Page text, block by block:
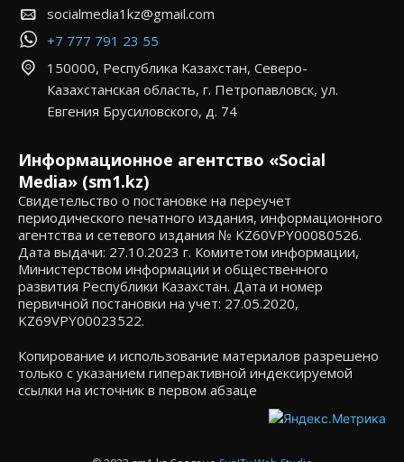
socialmedia1kz@gmail.com
+7 777 791 23 55
150000, Республика Казахстан, Северо-
Казахстанская область, г. Петропавловск, ул.
Евгения Брусиловского, д. 74
Информационное агентство «Social
Media» (sm1.kz)
Свидетельство о постановке на переучет
периодического печатного издания, информационного
агентства и сетевого издания № KZ60VPY00080526.
Дата выдачи: 27.10.2023 г. Комитетом информации,
Министерством информации и общественного
развития Республики Казахстан. Дата и номер
первичной постановки на учет: 27.05.2020,
KZ69VPY00023522.
Копирование и использование материалов разрешено
только с указанием гиперактивной индексируемой
ссылки на источник в первом абзаце